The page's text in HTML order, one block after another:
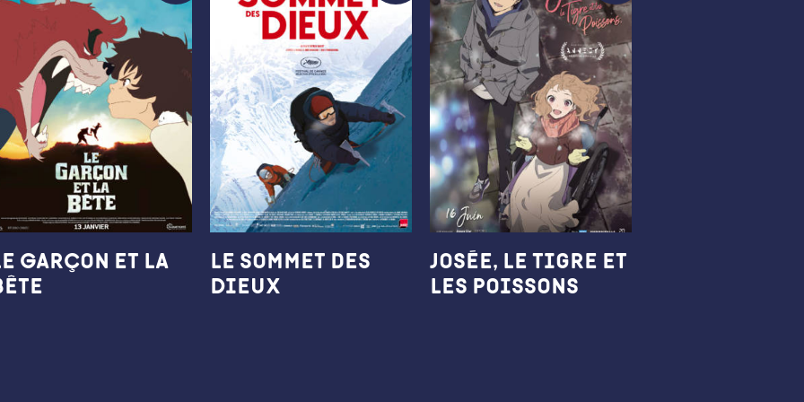
Garçon et la
Le Sommet des
Dieux
Josée, le tigre et
les poissons